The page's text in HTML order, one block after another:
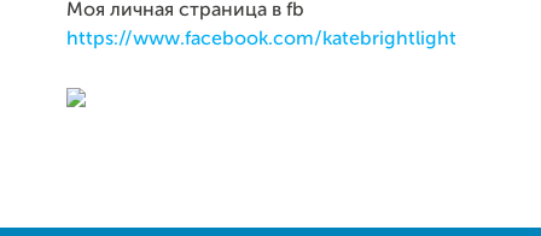
Моя личная страница в fb
https://www.facebook.com/katebrightlight